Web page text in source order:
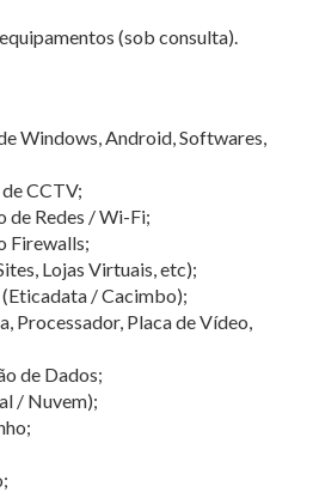
(sob consulta).
Windows, Android, Softwares,
CCTV;
de Redes / Wi-Fi;
Firewalls;
Lojas Virtuais, etc);
(Eticadata / Cacimbo);
Processador, Placa de Vídeo,
de Dados;
/ Nuvem);